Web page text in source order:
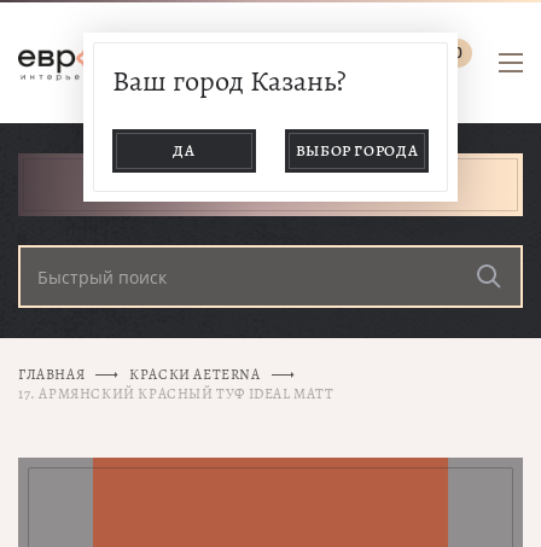
0
Ваш город Казань?
ДА ВЫБОР ГОРОДА
ГЛАВНАЯ
КРАСКИ AETERNA
17. АРМЯНСКИЙ КРАСНЫЙ ТУФ IDEAL MATT